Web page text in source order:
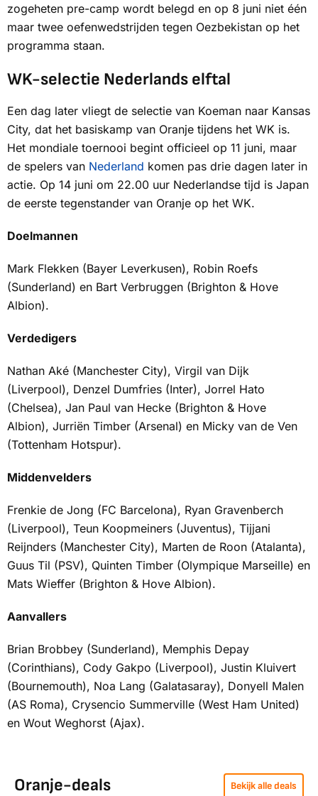
zogeheten pre-camp wordt belegd en op 8 juni niet één
maar twee oefenwedstrijden tegen Oezbekistan op het
programma staan.
WK-selectie Nederlands elftal
Een dag later vliegt de selectie van Koeman naar Kansas
City, dat het basiskamp van Oranje tijdens het WK is.
Het mondiale toernooi begint officieel op 11 juni, maar
de spelers van Nederland komen pas drie dagen later in
actie. Op 14 juni om 22.00 uur Nederlandse tijd is Japan
de eerste tegenstander van Oranje op het WK.
Doelmannen
Mark Flekken (Bayer Leverkusen), Robin Roefs
(Sunderland) en Bart Verbruggen (Brighton & Hove
Albion).
Verdedigers
Nathan Aké (Manchester City), Virgil van Dijk
(Liverpool), Denzel Dumfries (Inter), Jorrel Hato
(Chelsea), Jan Paul van Hecke (Brighton & Hove
Albion), Jurriën Timber (Arsenal) en Micky van de Ven
(Tottenham Hotspur).
Middenvelders
Frenkie de Jong (FC Barcelona), Ryan Gravenberch
(Liverpool), Teun Koopmeiners (Juventus), Tijjani
Reijnders (Manchester City), Marten de Roon (Atalanta),
Guus Til (PSV), Quinten Timber (Olympique Marseille) en
Mats Wieffer (Brighton & Hove Albion).
Aanvallers
Brian Brobbey (Sunderland), Memphis Depay
(Corinthians), Cody Gakpo (Liverpool), Justin Kluivert
(Bournemouth), Noa Lang (Galatasaray), Donyell Malen
(AS Roma), Crysencio Summerville (West Ham United)
en Wout Weghorst (Ajax).
Oranje-deals Bekijk alle deals